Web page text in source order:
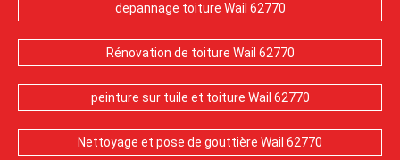
depannage toiture Wail 62770
Rénovation de toiture Wail 62770
peinture sur tuile et toiture Wail 62770
Nettoyage et pose de gouttière Wail 62770